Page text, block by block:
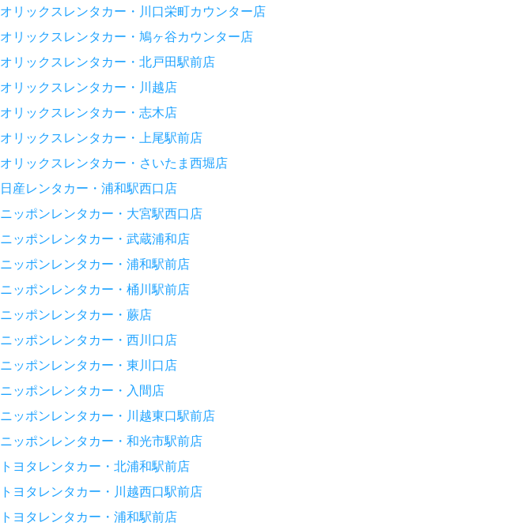
オリックスレンタカー・川口栄町カウンター店
オリックスレンタカー・鳩ヶ谷カウンター店
オリックスレンタカー・北戸田駅前店
オリックスレンタカー・川越店
オリックスレンタカー・志木店
オリックスレンタカー・上尾駅前店
オリックスレンタカー・さいたま西堀店
日産レンタカー・浦和駅西口店
ニッポンレンタカー・大宮駅西口店
ニッポンレンタカー・武蔵浦和店
ニッポンレンタカー・浦和駅前店
ニッポンレンタカー・桶川駅前店
ニッポンレンタカー・蕨店
ニッポンレンタカー・西川口店
ニッポンレンタカー・東川口店
ニッポンレンタカー・入間店
ニッポンレンタカー・川越東口駅前店
ニッポンレンタカー・和光市駅前店
トヨタレンタカー・北浦和駅前店
トヨタレンタカー・川越西口駅前店
トヨタレンタカー・浦和駅前店